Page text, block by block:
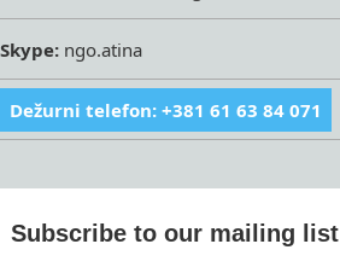
Skype: ngo.atina
Dežurni telefon: +381 61 63 84 071
Subscribe to our mailing list